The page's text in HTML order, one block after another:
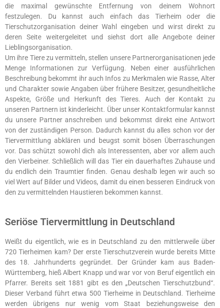
die maximal gewünschte Entfernung von deinem Wohnort
festzulegen. Du kannst auch einfach das Tierheim oder die
Tierschutzorganisation deiner Wahl eingeben und wirst direkt zu
deren Seite weitergeleitet und siehst dort alle Angebote deiner
Lieblingsorganisation.
Um ihre Tiere zu vermitteln, stellen unsere Partnerorganisationen jede
Menge Informationen zur Verfügung. Neben einer ausführlichen
Beschreibung bekommt ihr auch Infos zu Merkmalen wie Rasse, Alter
und Charakter sowie Angaben über frühere Besitzer, gesundheitliche
Aspekte, Größe und Herkunft des Tieres. Auch der Kontakt zu
unseren Partnern ist kinderleicht. Über unser Kontaktformular kannst
du unsere Partner anschreiben und bekommst direkt eine Antwort
von der zuständigen Person. Dadurch kannst du alles schon vor der
Tiervermittlung abklären und beugst somit bösen Überraschungen
vor. Das schützt sowohl dich als Interessenten, aber vor allem auch
den Vierbeiner. Schließlich will das Tier ein dauerhaftes Zuhause und
du endlich dein Traumtier finden. Genau deshalb legen wir auch so
viel Wert auf Bilder und Videos, damit du einen besseren Eindruck von
den zu vermittelnden Haustieren bekommen kannst.
Seriöse Tiervermittlung in Deutschland
Weißt du eigentlich, wie es in Deutschland zu den mittlerweile über
720 Tierheimen kam? Der erste Tierschutzverein wurde bereits Mitte
des 18. Jahrhunderts gegründet. Der Gründer kam aus Baden-
Württemberg, hieß Albert Knapp und war vor von Beruf eigentlich ein
Pfarrer. Bereits seit 1881 gibt es den „Deutschen Tierschutzbund“.
Dieser Verband führt etwa 500 Tierheime in Deutschland. Tierheime
werden übrigens nur wenig vom Staat beziehungsweise den